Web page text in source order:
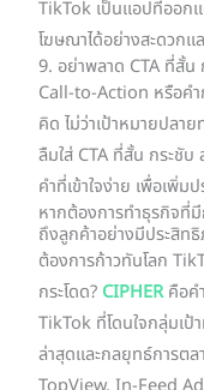
TikTok เป็นแอปที่ออก
โฆษณาได้อย่างสะดวกแ
9. อย่าพลาด CTA ที่สั้น
Call-to-Action หรือคำ
คิด ไม่ว่าเป้าหมายปลา
ลืมใส่ CTA ที่สั้น กระชับ
คำที่เข้าใจง่าย เพื่อเพิ่
หากต้องการทำธุรกิจที่
ถึงลูกค้าอย่างมีประสิท
ต้องการก้าวทันโลก
กระโดด? CIPHERคือค
TikTok ที่โดนใจกลุ่มเป้
ล่าสุดและกลยุทธ์การต